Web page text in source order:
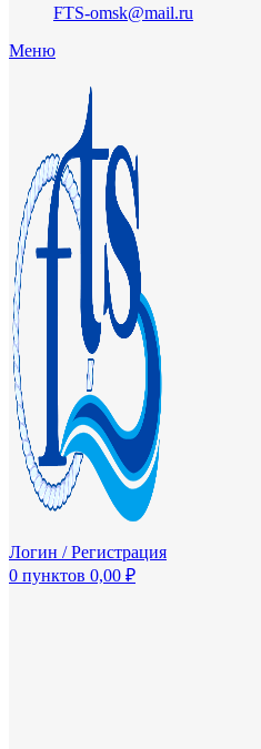
FTS-omsk@mail.ru
Меню
Логин / Регистрация
0 пунктов 0,00 ₽